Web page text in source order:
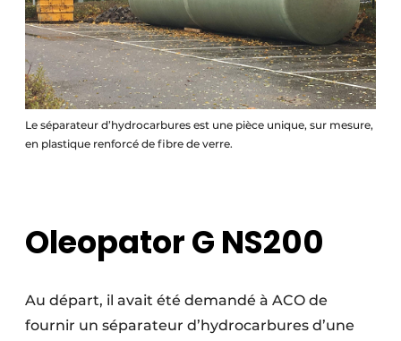
Le séparateur d’hydrocarbures est une pièce unique, sur mesure,
en plastique renforcé de fibre de verre.
Oleopator G NS200
Au départ, il avait été demandé à ACO de
fournir un séparateur d’hydrocarbures d’une